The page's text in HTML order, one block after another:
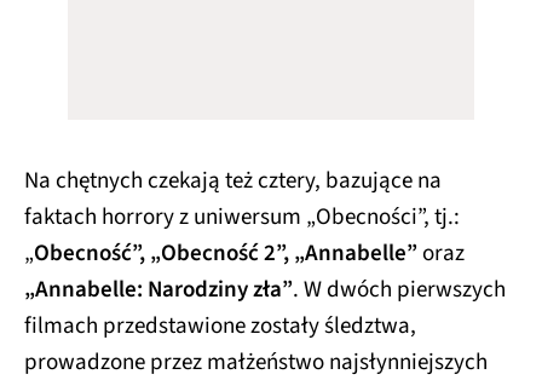
Na chętnych czekają też cztery, bazujące na
faktach horrory z uniwersum „Obecności”, tj.:
„Obecność”, „Obecność 2”, „Annabelle”oraz
„Annabelle: Narodziny zła”. W dwóch pierwszych
filmach przedstawione zostały śledztwa,
prowadzone przez małżeństwo najsłynniejszych